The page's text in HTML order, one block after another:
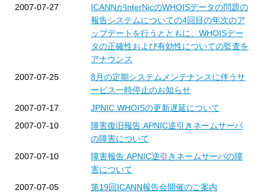
2007-07-27
ICANNがInterNicのWHOISデータの問題の
報告システムについての4回目の年次のア
ップデートを行うとともに、WHOISデー
タの正確性および有効性についての監査を
アナウンス
2007-07-25
8月の定期システムメンテナンスに伴うサ
ービス一時停止のお知らせ
2007-07-17
JPNIC WHOISの更新遅延について
2007-07-10
障害復旧報告:APNIC逆引きネームサーバ
の障害について
2007-07-10
障害報告:APNIC逆引きネームサーバの障
害について
2007-07-05
第19回ICANN報告会開催のご案内